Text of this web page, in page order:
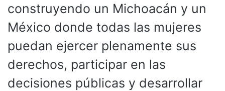
construyendo un Michoacán y un
México donde todas las mujeres
puedan ejercer plenamente sus
derechos, participar en las
decisiones públicas y desarrollar